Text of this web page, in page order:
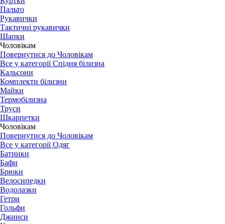
Пальто
Рукавички
Тактичні рукавички
Шапки
Чоловікам
Повернутися до Чоловікам
Все у категорії Спідня білизна
Кальсони
Комплекти білизни
Майки
Термобілизна
Труси
Шкарпетки
Чоловікам
Повернутися до Чоловікам
Все у категорії Одяг
Батники
Бафи
Брюки
Велосипедки
Водолазки
Гетри
Гольфи
Джинси